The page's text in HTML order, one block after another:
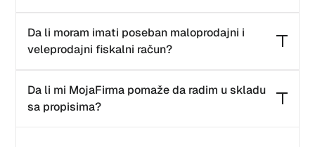
razne valute (npr. EUR, USD, CHF), što olakšava rad
sa klijentima iz inostranstva i naplatu u stranim
Da li moram imati poseban maloprodajni i
veleprodajni fiskalni račun?
posebne forme za “veleprodaju” i “maloprodaju”.
Bitno je da su svi obavezni podaci (uključujući JIB
Da li mi MojaFirma pomaže da radim u skladu
sa propisima?